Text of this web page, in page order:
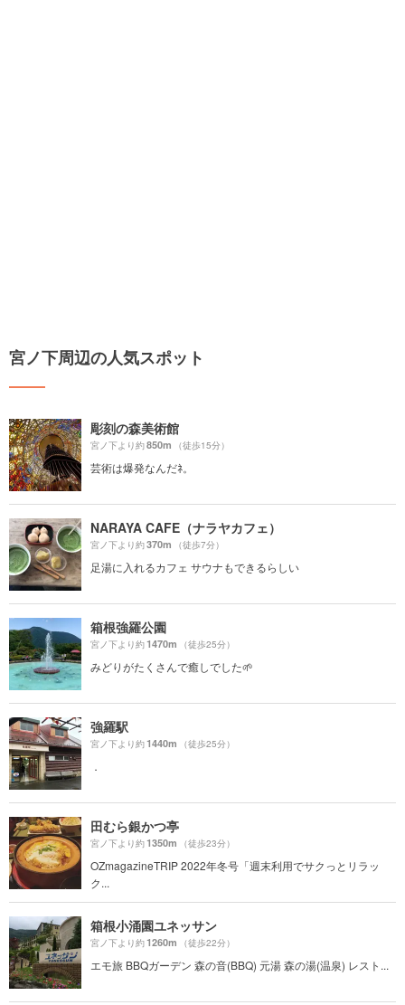
宮ノ下周辺の人気スポット
彫刻の森美術館
宮ノ下より約850m （徒歩15分）
芸術は爆発なんだﾈ。
NARAYA CAFE（ナラヤカフェ）
宮ノ下より約370m （徒歩7分）
足湯に入れるカフェ サウナもできるらしい
箱根強羅公園
宮ノ下より約1470m （徒歩25分）
みどりがたくさんで癒しでした🌱
強羅駅
宮ノ下より約1440m （徒歩25分）
．
田むら銀かつ亭
宮ノ下より約1350m （徒歩23分）
OZmagazineTRIP 2022年冬号「週末利用でサクっとリラッ
ク...
箱根小涌園ユネッサン
宮ノ下より約1260m （徒歩22分）
エモ旅 BBQガーデン 森の音(BBQ) 元湯 森の湯(温泉) レスト...